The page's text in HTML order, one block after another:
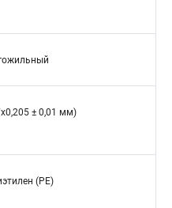
± 0,01 мм)
(PE)